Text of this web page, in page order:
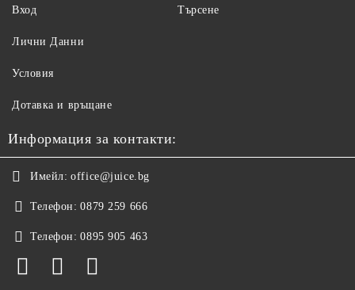
Вход Търсене
Лични Данни
Условия
Дотавка и връщане
Информация за контакти:
Имейл: office@juice.bg
Телефон: 0879 259 666
Телефон: 0895 905 463